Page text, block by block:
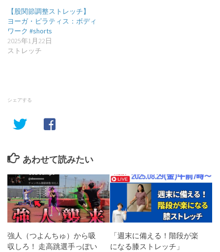
【股関節調整ストレッチ】
ヨーガ・ピラティス：ボディ
ワーク #shorts
2025年1月22日
ストレッチ
シェアする
あわせて読みたい
強人（つよんちゅ）から吸
収しろ！ 走高跳選手っぽい
「週末に備える！階段が楽
になる膝ストレッチ」